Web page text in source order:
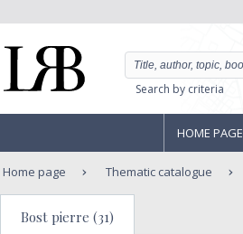
Search by criteria
HOME PAGE
Home page Thematic catalogue
Bost pierre (31)